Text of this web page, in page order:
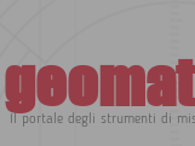
Il portale degli strumenti di